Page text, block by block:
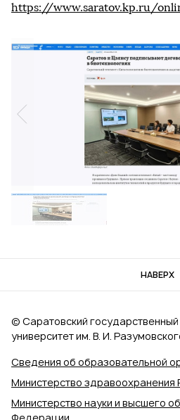
https://www.saratov.kp.ru/
НАВЕРХ
Сведения об образовательной
Министерство
Министерство науки и высшего
© Саратовский
университет им. В. И.